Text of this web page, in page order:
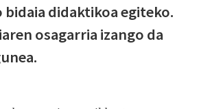
bidaia didaktikoa egiteko.
osagarria izango da